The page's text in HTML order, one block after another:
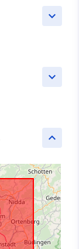
keyboard_arrow_down
keyboard_arrow_down
keyboard_arrow_up